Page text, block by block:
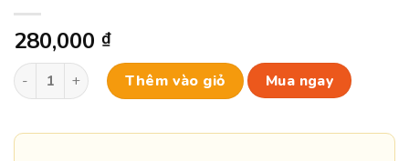
280,000 ₫
Nhớt Xe Ga Champion Propulse TT Scooter 5W40 Ester 1 Lít
Thêm vào giỏ Mua ngay